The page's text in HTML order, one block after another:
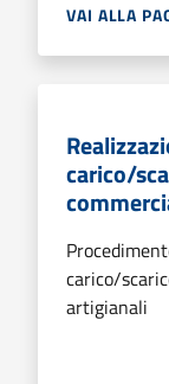
VAI ALLA
carico/
carico/
artigianali